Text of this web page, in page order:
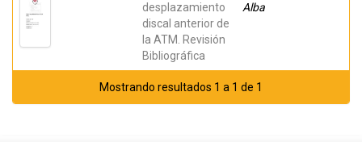
desplazamiento
discal anterior de
la ATM. Revisión
Bibliográfica
Alba
Mostrando resultados 1 a 1 de 1